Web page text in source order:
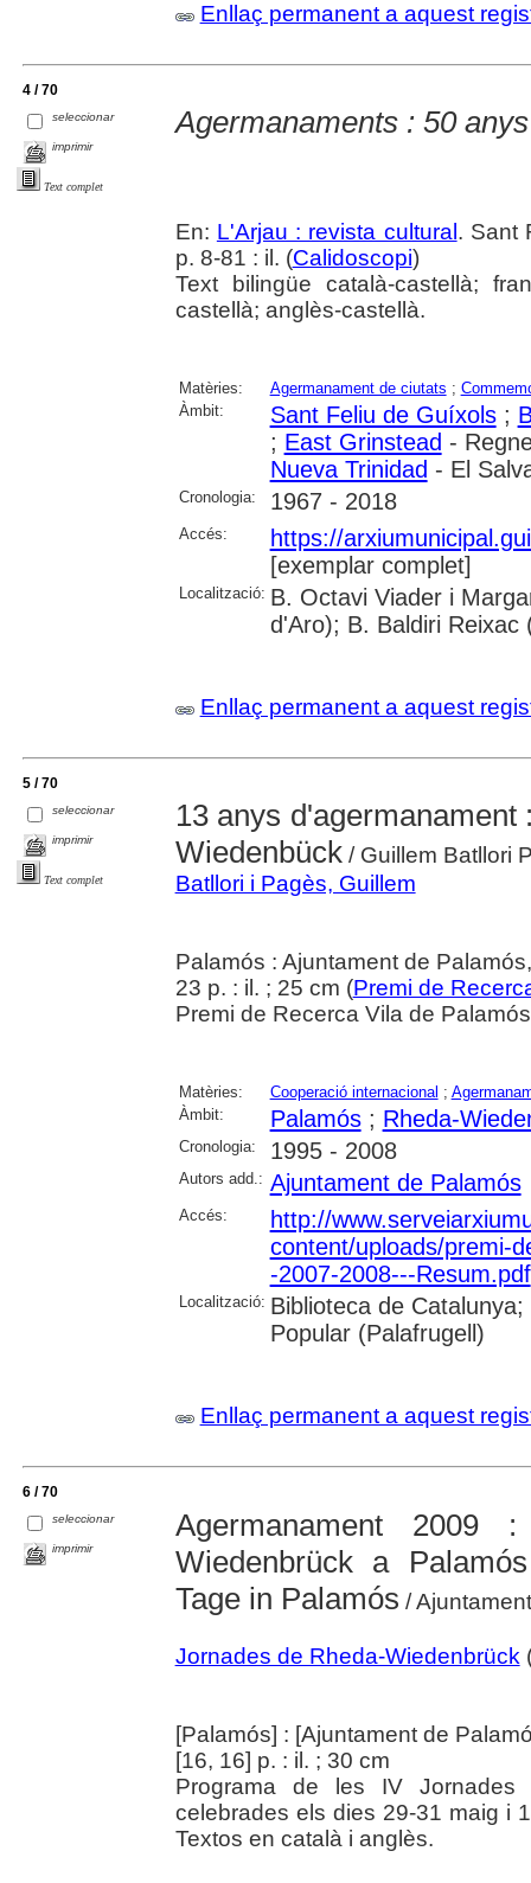
Enllaç permanent a aquest
4 / 70
seleccionar
imprimir
Text complet
Agermanaments : 50
En: L'Arjau : revista cultural . Sant
p. 8-81 : il. (Calidoscopi)
Text bilingüe català-castellà;
castellà; anglès-castellà.
Matèries: Agermanament de ciutats ;
Àmbit:
Sant Feliu de Guíxols;
; East Grinstead -
Nueva Trinidad - El
Cronologia: 1967 - 2018
Accés:
https://
[exemplar complet]
Localització: B. Octavi Viader i
d'Aro); B. Baldiri Reixac
Enllaç permanent a aquest
5 / 70
seleccionar
imprimir
Text complet
13 anys
Wiedenbück/ Guillem Batllori
Batllori i Pagès, Guillem
Palamós : Ajuntament de
23 p. : il. ; 25 cm (Premi de
Premi de Recerca Vila de
Matèries: Cooperació internacional ;
Àmbit:
Palamós; Rheda-
Cronologia: 1995 - 2008
Autors add.: Ajuntament de Palamós
Accés:
http://
content/uploads/premi-
-2007-2008---Resum.pdf
Localització: Biblioteca de
Popular (Palafrugell)
Enllaç permanent a aquest
6 / 70
seleccionar
imprimir
Agermanament 2009
Wiedenbrück a
Tage in Palamós /
Jornades de Rheda-Wiedenbrück
[Palamós] : [Ajuntament de
[16, 16] p. : il. ; 30 cm
Programa de les IV Jornades
celebrades els dies 29-31 maig i
Textos en català i anglès.